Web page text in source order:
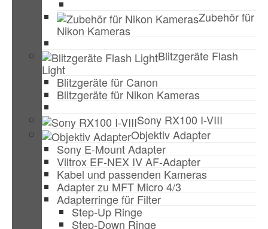
Zubehör für
Nikon Kameras
Blitzgeräte Flash
Light
Blitzgeräte für Canon
Blitzgeräte für Nikon Kameras
Sony RX100 I-VIII
Objektiv Adapter
Sony E-Mount Adapter
Viltrox EF-NEX IV AF-Adapter
Kabel und passenden Kameras
Adapter zu MFT Micro 4/3
Adapterringe für Filter
Step-Up Ringe
Step-Down Ringe